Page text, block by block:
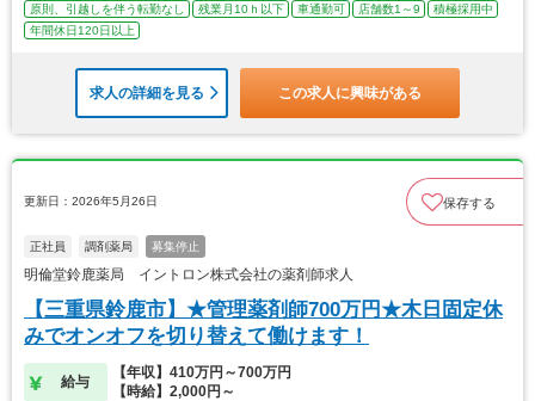
原則、引越しを伴う転勤なし
残業月10ｈ以下 車通勤可 店舗数1～9
積極採用中
年間休日120日以上
求人の詳細を見る この求人に興味がある
更新日：2026年5月26日 保存する
正社員 調剤薬局 募集停止
明倫堂鈴鹿薬局 イントロン株式会社の薬剤師求人
【三重県鈴鹿市】★管理薬剤師700万円★木日固定休
みでオンオフを切り替えて働けます！
給与
【年収】410万円～700万円
【時給】2,000円～